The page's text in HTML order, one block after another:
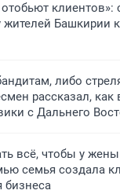
Башкирии
либо
рассказал, как
с Дальнего
всё, чтобы у
семья создала
бизнеса